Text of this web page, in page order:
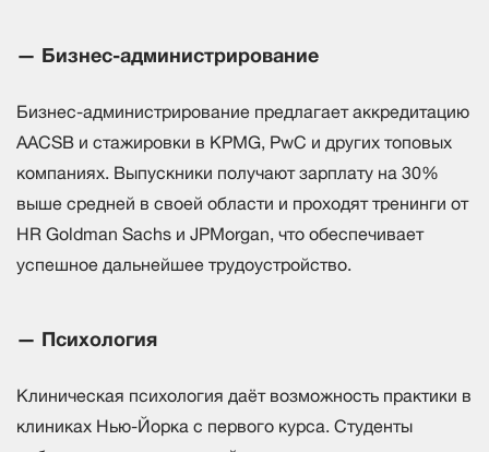
— Бизнес-администрирование
Бизнес-администрирование предлагает аккредитацию
AACSB и стажировки в KPMG, PwC и других топовых
компаниях. Выпускники получают зарплату на 30%
выше средней в своей области и проходят тренинги от
HR Goldman Sachs и JPMorgan, что обеспечивает
успешное дальнейшее трудоустройство.
— Психология
Клиническая психология даёт возможность практики в
клиниках Нью-Йорка с первого курса. Студенты